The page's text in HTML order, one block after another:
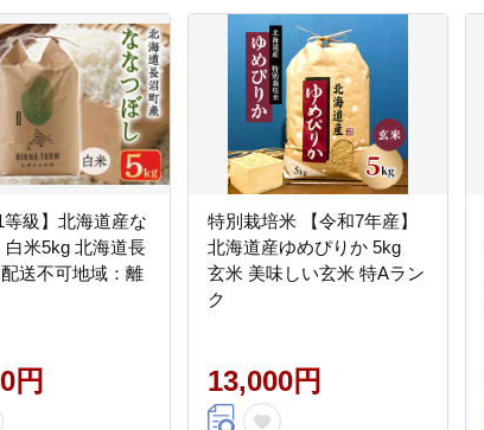
等級】北海道産な
白米5kg 北海道長
送不可地域：離
円
特別栽培米 【令和7年産】
北海道産ゆめぴりか 5kg
玄米 美味しい玄米 特Aラン
ク
13,000円